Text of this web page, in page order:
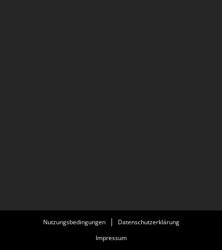
Nutzungsbedingungen
Datenschutzerklärung
Impressum